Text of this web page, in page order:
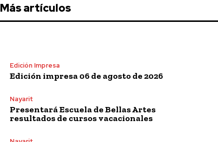
Más artículos
Edición Impresa
Edición impresa 06 de agosto de 2026
Nayarit
Presentará Escuela de Bellas Artes
resultados de cursos vacacionales